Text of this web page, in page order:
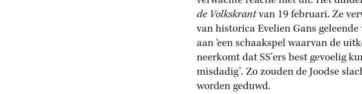
de Volkskrantvan 19 februari. Ze
van historica Evelien Gans
aan ‘een schaakspel waarvan de
neerkomt dat SS’ers best gevoelig
misdadig’. Zo zouden de Joodse
worden geduwd.